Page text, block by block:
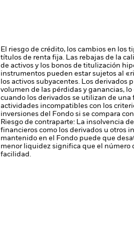
El riesgo de crédito, los cambios en
títulos de renta fija. Las rebajas de la
de activos y los bonos de titulización
instrumentos pueden estar sujetos al
los activos subyacentes. Los derivados
volumen de las pérdidas y ganancias,
cuando los derivados se utilizan de
actividades incompatibles con los
inversiones del Fondo si se compara
Riesgo de contraparte: La insolvencia
financieros como los derivados u otros
mantenido en el Fondo puede que
menor liquidez significa que el número
facilidad.